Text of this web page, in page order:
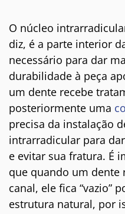
O núcleo
diz, é a parte interior
necessário para dar
durabilidade à peça
um dente recebe
posteriormente uma
precisa da instalação
intrarradicular para
e evitar sua fratura. É
que quando um dente
canal, ele fica “vazio”
estrutura natural, por